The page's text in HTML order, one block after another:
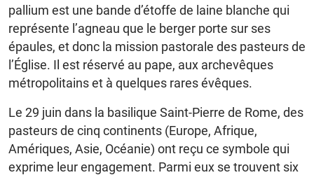
pallium est une bande d’étoffe de laine blanche qui
représente l’agneau que le berger porte sur ses
épaules, et donc la mission pastorale des pasteurs de
l’Église. Il est réservé au pape, aux archevêques
métropolitains et à quelques rares évêques.
Le 29 juin dans la basilique Saint-Pierre de Rome, des
pasteurs de cinq continents (Europe, Afrique,
Amériques, Asie, Océanie) ont reçu ce symbole qui
exprime leur engagement. Parmi eux se trouvent six